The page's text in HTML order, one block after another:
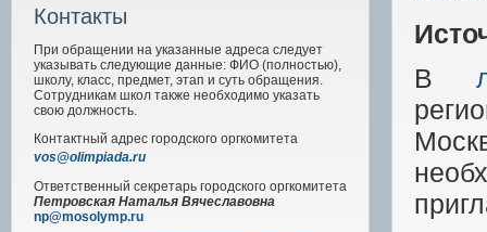
Контакты
При обращении на указанные адреса следует
указывать следующие данные: ФИО (полностью),
школу, класс, предмет, этап и суть обращения.
Сотрудникам школ также необходимо указать
свою должность.
Контактный адрес городского оргкомитета
vos@olimpiada.ru
Ответственный секретарь городского оргкомитета
Петровская Наталья Вячеславовна
np@mosolymp.ru
В